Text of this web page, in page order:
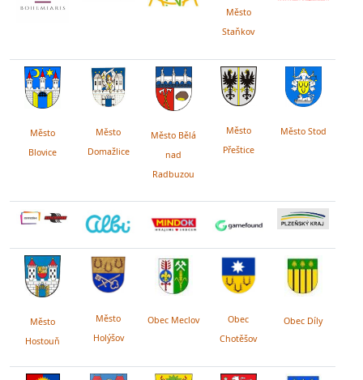
Město
Staňkov
Město
Blovice
Město
Domažlice
Město Bělá
nad
Radbuzou
Město
Přeštice
Město Stod
Město
Hostouň
Město
Holýšov
Obec Meclov
Obec
Chotěšov
Obec Díly